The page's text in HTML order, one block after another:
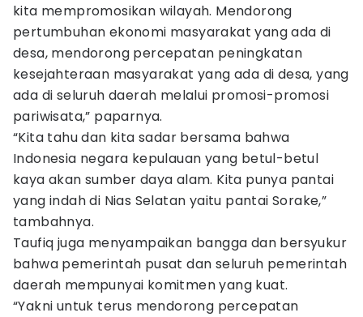
kita mempromosikan wilayah. Mendorong
pertumbuhan ekonomi masyarakat yang ada di
desa, mendorong percepatan peningkatan
kesejahteraan masyarakat yang ada di desa, yang
ada di seluruh daerah melalui promosi-promosi
pariwisata,” paparnya.
“Kita tahu dan kita sadar bersama bahwa
Indonesia negara kepulauan yang betul-betul
kaya akan sumber daya alam. Kita punya pantai
yang indah di Nias Selatan yaitu pantai Sorake,”
tambahnya.
Taufiq juga menyampaikan bangga dan bersyukur
bahwa pemerintah pusat dan seluruh pemerintah
daerah mempunyai komitmen yang kuat.
“Yakni untuk terus mendorong percepatan